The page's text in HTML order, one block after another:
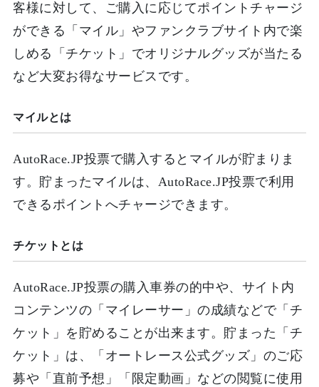
客様に対して、ご購入に応じてポイントチャージ
ができる「マイル」やファンクラブサイト内で楽
しめる「チケット」でオリジナルグッズが当たる
など大変お得なサービスです。
マイルとは
AutoRace.JP投票で購入するとマイルが貯まりま
す。貯まったマイルは、AutoRace.JP投票で利用
できるポイントへチャージできます。
チケットとは
AutoRace.JP投票の購入車券の的中や、サイト内
コンテンツの「マイレーサー」の成績などで「チ
ケット」を貯めることが出来ます。貯まった「チ
ケット」は、「オートレース公式グッズ」のご応
募や「直前予想」「限定動画」などの閲覧に使用